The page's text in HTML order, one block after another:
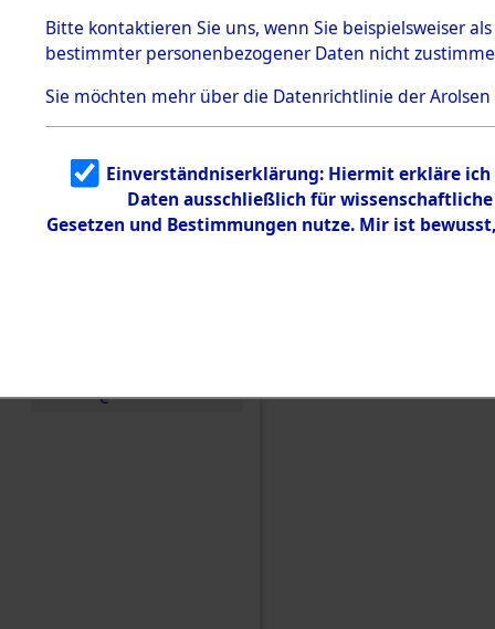
5.3.1 Alliierte
Erhebungen
zu
Todesmärsch
en
5.3.2
Identifizierun
g
5.3.3
Todesmärsch
e
Bitte kontaktieren Sie uns, wenn Sie beispielsweiser
bestimmter personenbezogener Daten nicht
Sie möchten mehr über die Datenrichtlinie der Arolsen
Einverständniserklärung: Hiermit erkläre
Daten ausschließlich für
Gesetzen und Bestimmungen nutze. Mir ist